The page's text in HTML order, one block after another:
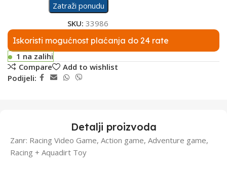
Zatraži ponudu
SKU: 33986
Iskoristi mogućnost plaćanja do 24 rate
1 na zalihi
Compare
Add to wishlist
Podijeli:
Detalji proizvoda
Zanr: Racing Video Game, Action game, Adventure game,
Racing + Aquadirt Toy